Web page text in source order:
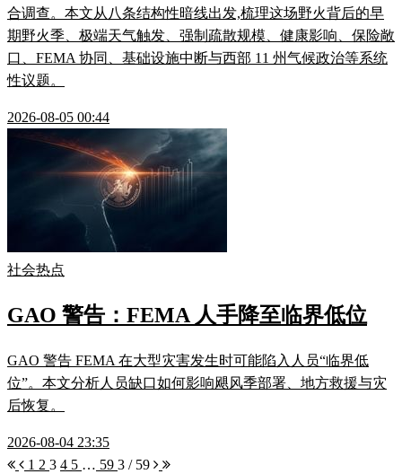
合调查。本文从八条结构性暗线出发,梳理这场野火背后的早
期野火季、极端天气触发、强制疏散规模、健康影响、保险敞
口、FEMA 协同、基础设施中断与西部 11 州气候政治等系统
性议题。
2026-08-05 00:44
社会热点
GAO 警告：FEMA 人手降至临界低位
GAO 警告 FEMA 在大型灾害发生时可能陷入人员“临界低
位”。本文分析人员缺口如何影响飓风季部署、地方救援与灾
后恢复。
2026-08-04 23:35
1 2 3 4 5 … 59 3 / 59